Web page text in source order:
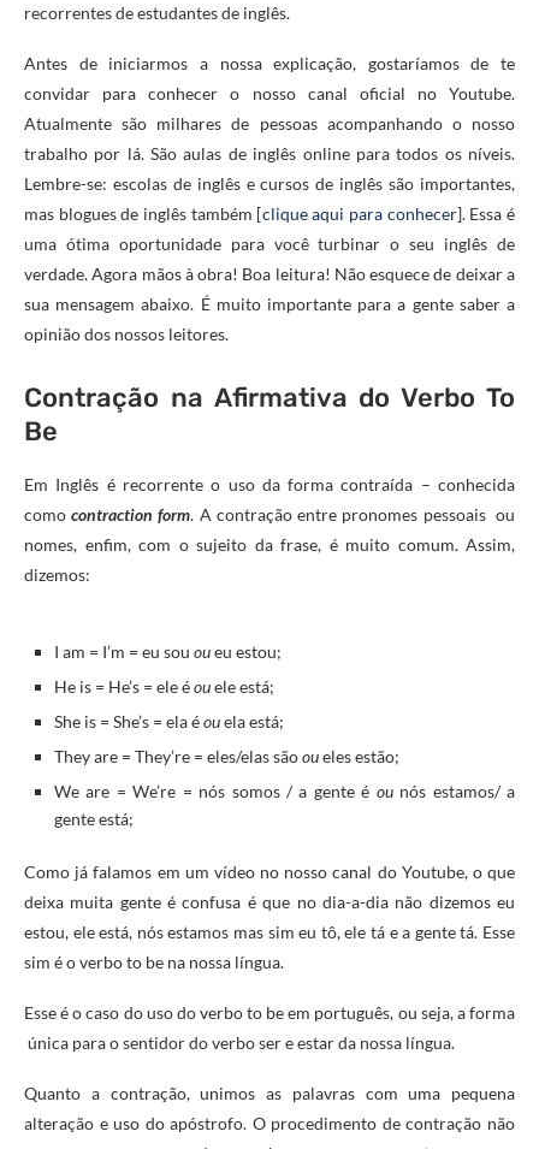
recorrentes de estudantes de inglês.
Antes de iniciarmos a nossa explicação, gostaríamos de te
convidar para conhecer o nosso canal oficial no Youtube.
Atualmente são milhares de pessoas acompanhando o nosso
trabalho por lá. São aulas de inglês online para todos os níveis.
Lembre-se: escolas de inglês e cursos de inglês são importantes,
mas blogues de inglês também [clique aqui para conhecer]. Essa é
uma ótima oportunidade para você turbinar o seu inglês de
verdade. Agora mãos à obra! Boa leitura! Não esquece de deixar a
sua mensagem abaixo. É muito importante para a gente saber a
opinião dos nossos leitores.
Contração na Afirmativa do Verbo To
Be
Em Inglês é recorrente o uso da forma contraída – conhecida
comocontraction form. A contração entre pronomes pessoais ou
nomes, enfim, com o sujeito da frase, é muito comum. Assim,
dizemos:
I am = I’m = eu sou oueu estou;
He is = He’s = ele éouele está;
She is = She’s = ela éouela está;
They are = They’re = eles/elas sãooueles estão;
We are = We’re = nós somos / a gente é ounós estamos/ a
gente está;
Como já falamos em um vídeo no nosso canal do Youtube, o que
deixa muita gente é confusa é que no dia-a-dia não dizemos eu
estou, ele está, nós estamos mas sim eu tô, ele tá e a gente tá. Esse
sim é o verbo to be na nossa língua.
Esse é o caso do uso do verbo to be em português, ou seja, a forma
única para o sentidor do verbo ser e estar da nossa língua.
Quanto a contração, unimos as palavras com uma pequena
alteração e uso do apóstrofo. O procedimento de contração não